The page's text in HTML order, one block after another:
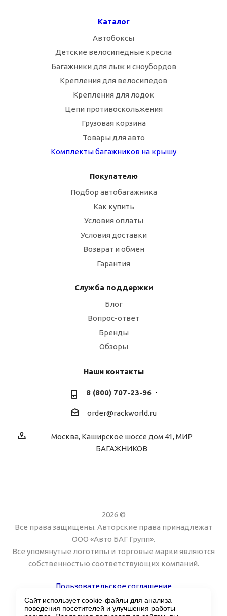
Каталог
Автобоксы
Детские велосипедные кресла
Багажники для лыж и сноубордов
Крепления для велосипедов
Крепления для лодок
Цепи противоскольжения
Грузовая корзина
Товары для авто
Комплекты багажников на крышу
Покупателю
Подбор автобагажника
Как купить
Условия оплаты
Условия доставки
Возврат и обмен
Гарантия
Служба поддержки
Блог
Вопрос-ответ
Бренды
Обзоры
Наши контакты
8 (800) 707-23-96
order@rackworld.ru
Москва, Каширское шоссе дом 41, МИР
БАГАЖНИКОВ
2026 ©
Все права защищены. Авторские права принадлежат
ООО «Авто БАГ Групп».
Все упомянутые логотипы и торговые марки являются
собственностью соответствующих компаний.
Пользовательское соглашение
Поддержка сайта Twin px
Сайт использует cookie-файлы для анализа
поведения посетителей и улучшения работы